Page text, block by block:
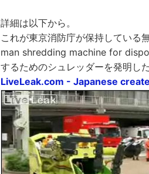
詳細は以下から。
これが東京消防庁が保持している
man shredding machine for
するためのシュレッダーを発明し
LiveLeak.com - Japanese